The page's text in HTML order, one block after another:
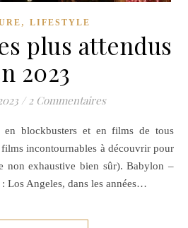
, LIFESTYLE
plus attendus
2023
/ 2 Commentaires
films incontournables à découvrir pour
non exhaustive bien sûr). Babylon –
Los Angeles, dans les années…